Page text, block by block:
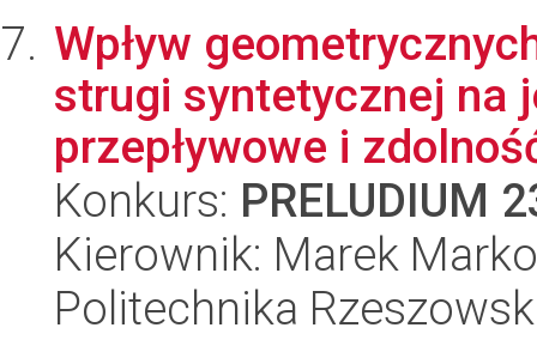
Wpływ
strugi syntetycznej na
przepływowe i
Konkurs: PRELUDIUM
Kierownik: Marek
Politechnika